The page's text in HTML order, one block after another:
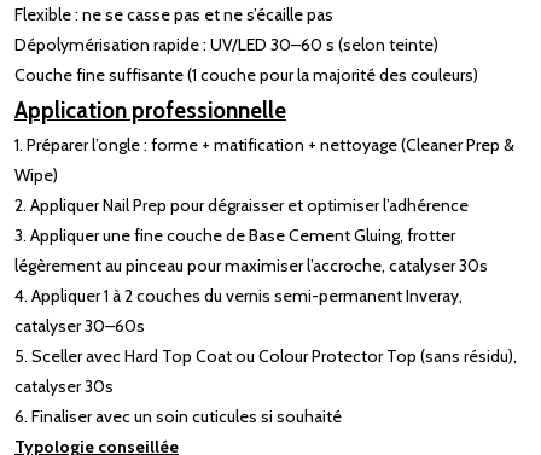
Flexible : ne se casse pas et ne s’écaille pas
Dépolymérisation rapide : UV/LED 30–60 s (selon teinte)
Couche fine suffisante (1 couche pour la majorité des couleurs)
Application professionnelle
1. Préparer l’ongle : forme + matification + nettoyage (Cleaner Prep &
Wipe)
2. Appliquer Nail Prep pour dégraisser et optimiser l’adhérence
3. Appliquer une fine couche de Base Cement Gluing, frotter
légèrement au pinceau pour maximiser l’accroche, catalyser 30s
4. Appliquer 1 à 2 couches du vernis semi-permanent Inveray,
catalyser 30–60s
5. Sceller avec Hard Top Coat ou Colour Protector Top (sans résidu),
catalyser 30s
6. Finaliser avec un soin cuticules si souhaité
Typologie conseillée